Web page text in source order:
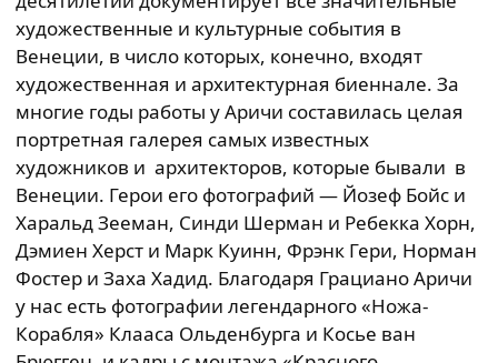
художественные и культурные события в
Венеции, в число которых, конечно, входят
художественная и архитектурная биеннале. За
многие годы работы у Аричи составилась целая
портретная галерея самых известных
художников и архитекторов, которые бывали в
Венеции. Герои его фотографий — Йозеф Бойс и
Харальд Зееман, Синди Шерман и Ребекка Хорн,
Дэмиен Херст и Марк Куинн, Фрэнк Гери, Норман
Фостер и Заха Хадид. Благодаря Грациано Аричи
у нас есть фотографии легендарного «Ножа-
Корабля» Клааса Ольденбурга и Косье ван